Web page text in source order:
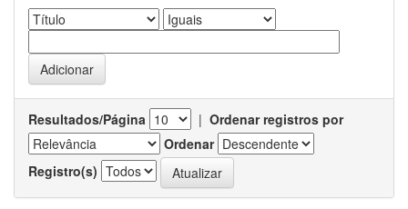
Resultados/Página | Ordenar registros por
Ordenar
Registro(s)